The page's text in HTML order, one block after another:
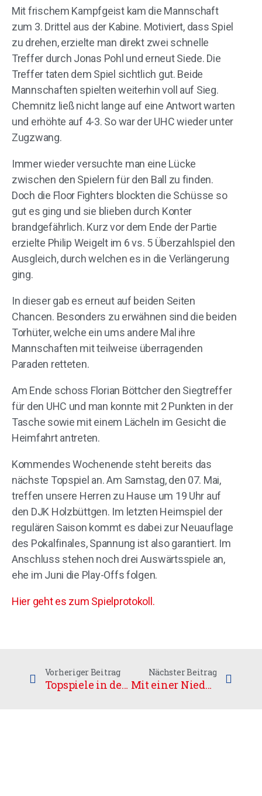
Mit frischem Kampfgeist kam die Mannschaft
zum 3. Drittel aus der Kabine. Motiviert, dass Spiel
zu drehen, erzielte man direkt zwei schnelle
Treffer durch Jonas Pohl und erneut Siede. Die
Treffer taten dem Spiel sichtlich gut. Beide
Mannschaften spielten weiterhin voll auf Sieg.
Chemnitz ließ nicht lange auf eine Antwort warten
und erhöhte auf 4-3. So war der UHC wieder unter
Zugzwang.
Immer wieder versuchte man eine Lücke
zwischen den Spielern für den Ball zu finden.
Doch die Floor Fighters blockten die Schüsse so
gut es ging und sie blieben durch Konter
brandgefährlich. Kurz vor dem Ende der Partie
erzielte Philip Weigelt im 6 vs. 5 Überzahlspiel den
Ausgleich, durch welchen es in die Verlängerung
ging.
In dieser gab es erneut auf beiden Seiten
Chancen. Besonders zu erwähnen sind die beiden
Torhüter, welche ein ums andere Mal ihre
Mannschaften mit teilweise überragenden
Paraden retteten.
Am Ende schoss Florian Böttcher den Siegtreffer
für den UHC und man konnte mit 2 Punkten in der
Tasche sowie mit einem Lächeln im Gesicht die
Heimfahrt antreten.
Kommendes Wochenende steht bereits das
nächste Topspiel an. Am Samstag, den 07. Mai,
treffen unsere Herren zu Hause um 19 Uhr auf
den DJK Holzbüttgen. Im letzten Heimspiel der
regulären Saison kommt es dabei zur Neuauflage
des Pokalfinales, Spannung ist also garantiert. Im
Anschluss stehen noch drei Auswärtsspiele an,
ehe im Juni die Play-Offs folgen.
Hier geht es zum Spielprotokoll.
Vorheriger Beitrag
Topspiele in der Bundesliga
Nächster Beitrag
Mit einer Niederlage, aber trotzdem frohen Mutes in die Play-Offs